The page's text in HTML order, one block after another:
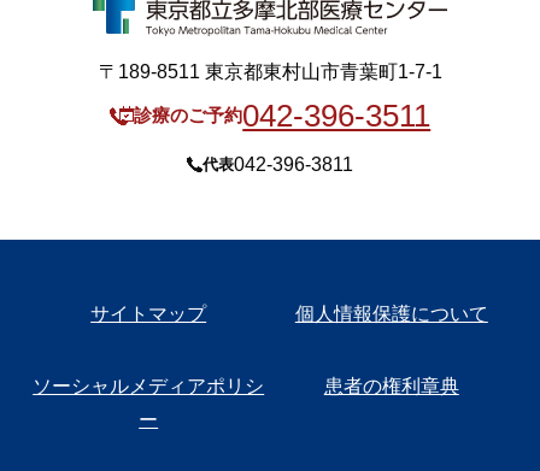
〒189-8511 東京都東村山市青葉町1-7-1
診療のご予約042-396-3511
代表042-396-3811
サイトマップ 個人情報保護について
ソーシャルメディアポリシ
ー
患者の権利章典